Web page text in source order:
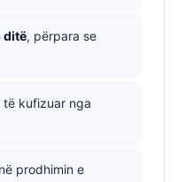
ditë, përpara se
të kufizuar nga
prodhimin e